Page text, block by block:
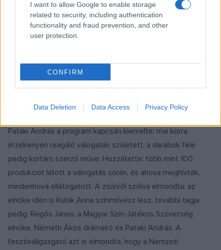
I want to allow Google to enable storage
related to security, including authentication
functionality and fraud prevention, and other
user protection.
CONFIRM
Data Deletion Data Access Privacy Policy
Cziczó Attila:Jonatán(Fészek Színház, Budapest)
Székely Csaba:Bányavirág(Móka, Érmihályfalva,
Románia)
Színjátszó és Kulturális Egyesület, Budapest)
Zalavári András:Allotrópia
balkáni hangulatot eleveníti meg
Pataki András a program kapcsán kiemelte: mai korra
érzékenyen reagáló válogatás született, a darabok fele
pedig kortárs szerző műve. Hozzátette: több mint 100
produkciót látott a válogatás során, és ahova meghívták,
mindenhová ellátogatott. A zsűriről szólva elmondta: az
elnöke idén is Kubik Anna színművész lesz, további tagja
pedig: Regős János, a Magyar Szín-Játékos Szövetség
elnöke, Németh Ákos drámaíró és Pataki András. A
fesztiváligazgató azt is elmondta, hogy a Nemzeti